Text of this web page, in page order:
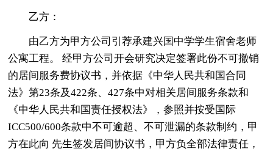
乙方：
由乙方为甲方公司引荐承建兴国中学学生宿舍老师
公寓工程。 经甲方公司开会研究决定签署此份不可撤销
的居间服务费协议书，并依据《中华人民共和国合同
法》第23条及422条、427条中对相关居间服务条款和
《中华人民共和国责任授权法》，参照并按受国际
ICC500/600条款中不可逾超、不可泄漏的条款制约，甲
方在此向 先生签发居间协议书，甲方负全部法律责任，